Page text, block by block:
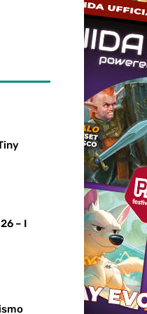
– I